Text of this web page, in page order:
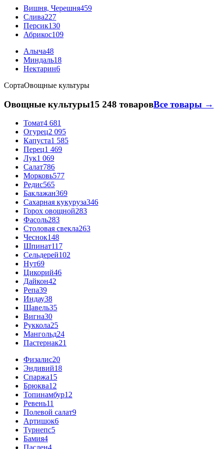
Вишня, Черешня459
Слива227
Персик130
Абрикос109
Алыча48
Миндаль18
Нектарин6
СортаОвощные культуры
Овощные культуры15 248 товаровВсе товары →
Томат4 681
Огурец2 095
Капуста1 585
Перец1 469
Лук1 069
Салат786
Морковь577
Редис565
Баклажан369
Сахарная кукуруза346
Горох овощной283
Фасоль283
Столовая свекла263
Чеснок148
Шпинат117
Сельдерей102
Нут69
Цикорий46
Дайкон42
Репа39
Индау38
Щавель35
Вигна30
Руккола25
Мангольд24
Пастернак21
Физалис20
Эндивий18
Спаржа15
Брюква12
Топинамбур12
Ревень11
Полевой салат9
Артишок6
Турнепс5
Бамия4